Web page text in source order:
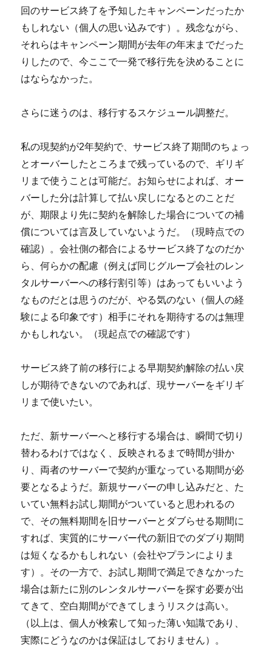
回のサービス終了を予知したキャンペーンだったか
もしれない（個人の思い込みです）。残念ながら、
それらはキャンペーン期間が去年の年末までだった
りしたので、今ここで一発で移行先を決めることに
はならなかった。
さらに迷うのは、移行するスケジュール調整だ。
私の現契約が2年契約で、サービス終了期間のちょっ
とオーバーしたところまで残っているので、ギリギ
リまで使うことは可能だ。お知らせによれば、オー
バーした分は計算して払い戻しになるとのことだ
が、期限より先に契約を解除した場合についての補
償については言及していないようだ。（現時点での
確認）。会社側の都合によるサービス終了なのだか
ら、何らかの配慮（例えば同じグループ会社のレン
タルサーバーへの移行割引等）はあってもいいよう
なものだとは思うのだが、やる気のない（個人の経
験による印象です）相手にそれを期待するのは無理
かもしれない。（現起点での確認です）
サービス終了前の移行による早期契約解除の払い戻
しが期待できないのであれば、現サーバーをギリギ
リまで使いたい。
ただ、新サーバーへと移行する場合は、瞬間で切り
替わるわけではなく、反映されるまで時間が掛か
り、両者のサーバーで契約が重なっている期間が必
要となるようだ。新規サーバーの申し込みだと、た
いてい無料お試し期間がついていると思われるの
で、その無料期間を旧サーバーとダブらせる期間に
すれば、実質的にサーバー代の新旧でのダブり期間
は短くなるかもしれない（会社やプランによりま
す）。その一方で、お試し期間で満足できなかった
場合は新たに別のレンタルサーバーを探す必要が出
てきて、空白期間ができてしまうリスクは高い。
（以上は、個人が検索して知った薄い知識であり、
実際にどうなのかは保証はしておりません）。